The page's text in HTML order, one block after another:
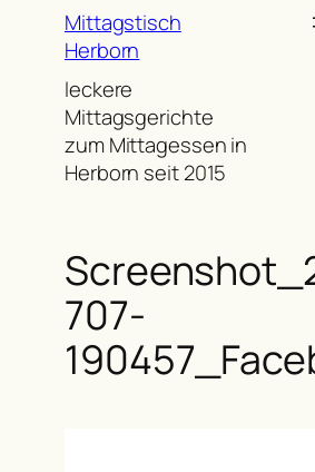
springen
Mittagstisch
Herborn
leckere
Mittagsgerichte
zum Mittagessen in
Herborn seit 2015
707-